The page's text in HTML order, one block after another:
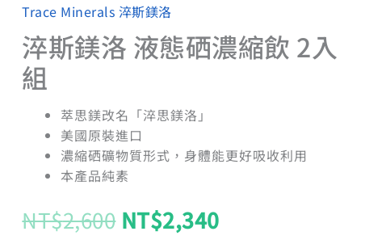
Trace Minerals 淬斯鎂洛
淬斯鎂洛 液態硒濃縮飲 2入
組
萃思鎂改名「淬思鎂洛」
美國原裝進口
濃縮硒礦物質形式，身體能更好吸收利用
本產品純素
NT$2,600 原
NT$2,340目